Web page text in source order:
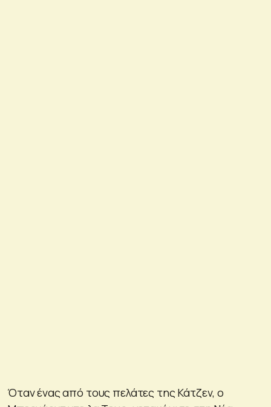
Όταν ένας από τους πελάτες της Κάτζεν, ο